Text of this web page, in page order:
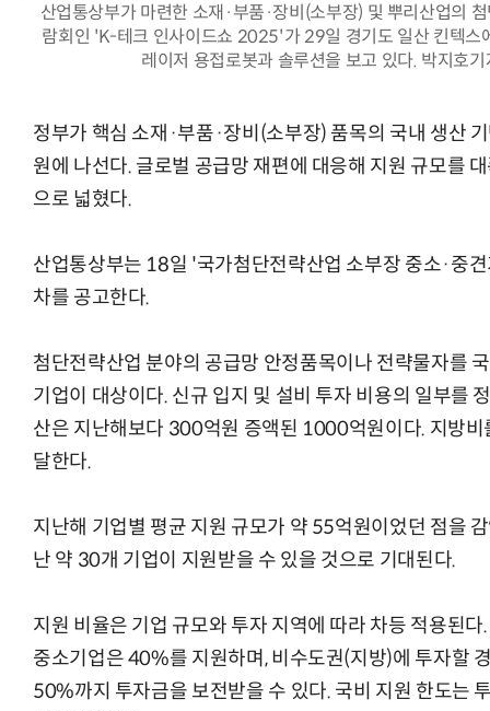
산업통상부가 마련한 소재·부품·장비(소부장) 및 뿌리산업의
람회인 'K-테크 인사이드쇼 2025'가 29일 경기도 일산 킨텍스
레이저 용접로봇과 솔루션을 보고 있다. 박지
정부가 핵심 소재·부품·장비(소부장) 품목의 국내 생산
원에 나선다. 글로벌 공급망 재편에 대응해 지원 규모를
으로 넓혔다.
산업통상부는 18일 '국가첨단전략산업 소부장 중소·중
차를 공고한다.
첨단전략산업 분야의 공급망 안정품목이나 전략물자를
기업이 대상이다. 신규 입지 및 설비 투자 비용의 일부를
산은 지난해보다 300억원 증액된 1000억원이다. 지방
달한다.
지난해 기업별 평균 지원 규모가 약 55억원이었던 점을
난 약 30개 기업이 지원받을 수 있을 것으로 기대된다.
지원 비율은 기업 규모와 투자 지역에 따라 차등 적용된
중소기업은 40%를 지원하며, 비수도권(지방)에 투자할
50%까지 투자금을 보전받을 수 있다. 국비 지원 한도는
AI × Design : UX 디자이너의 5가지 생존 전략과 실전 대응